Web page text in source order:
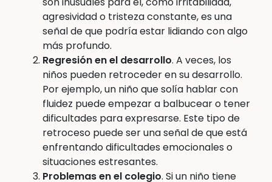
agresividad o tristeza constante, es una
señal de que podría estar lidiando con algo
más profundo.
Regresión en el desarrollo. A veces, los
niños pueden retroceder en su desarrollo.
Por ejemplo, un niño que solía hablar con
fluidez puede empezar a balbucear o tener
dificultades para expresarse. Este tipo de
retroceso puede ser una señal de que está
enfrentando dificultades emocionales o
situaciones estresantes.
Problemas en el colegio. Si un niño tiene